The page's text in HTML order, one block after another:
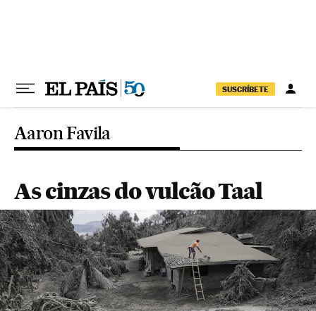
SUSCRÍBETE
Aaron Favila
As cinzas do vulcão Taal